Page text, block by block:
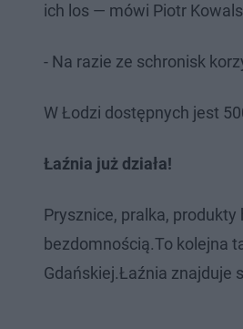
ich los — mówi Piotr
- Na razie ze schronisk
W Łodzi dostępnych jest
Łaźnia już działa!
​Prysznice, pralka,
bezdomnością.To kolejna
Gdańskiej.Łaźnia znajduje